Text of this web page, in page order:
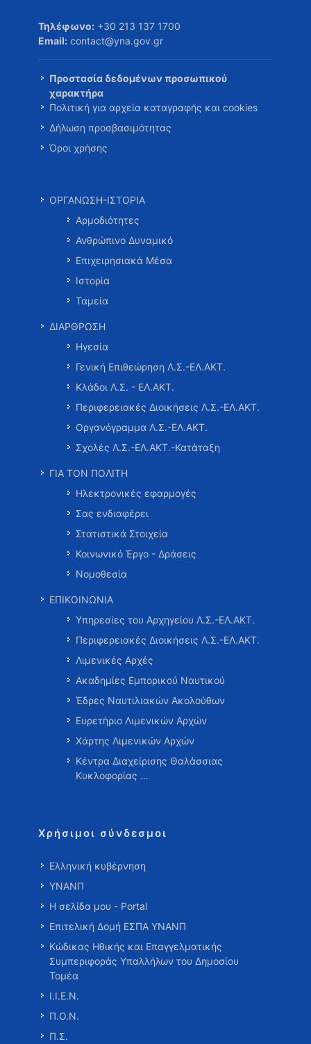
Τηλέφωνο: +30 213 137 1700
Email: contact@yna.gov.gr
Προστασία δεδομένων προσωπικού
χαρακτήρα
Πολιτική για αρχεία καταγραφής και cookies
Δήλωση προσβασιμότητας
Όροι χρήσης
ΟΡΓΑΝΩΣΗ-ΙΣΤΟΡΙΑ
Αρμοδιότητες
Ανθρώπινο Δυναμικό
Επιχειρησιακά Μέσα
Ιστορία
Ταμεία
ΔΙΑΡΘΡΩΣΗ
Ηγεσία
Γενική Επιθεώρηση Λ.Σ.-ΕΛ.ΑΚΤ.
Κλάδοι Λ.Σ. - ΕΛ.ΑΚΤ.
Περιφερειακές Διοικήσεις Λ.Σ.-ΕΛ.ΑΚΤ.
Οργανόγραμμα Λ.Σ.-ΕΛ.ΑΚΤ.
Σχολές Λ.Σ.-ΕΛ.ΑΚΤ.-Κατάταξη
ΓΙΑ ΤΟΝ ΠΟΛΙΤΗ
Ηλεκτρονικές εφαρμογές
Σας ενδιαφέρει
Στατιστικά Στοιχεία
Κοινωνικό Έργο - Δράσεις
Νομοθεσία
ΕΠΙΚΟΙΝΩΝΙΑ
Υπηρεσίες του Αρχηγείου Λ.Σ.-ΕΛ.ΑΚΤ.
Περιφερειακές Διοικήσεις Λ.Σ.-ΕΛ.ΑΚΤ.
Λιμενικές Αρχές
Ακαδημίες Εμπορικού Ναυτικού
Έδρες Ναυτιλιακών Ακολούθων
Ευρετήριο Λιμενικών Αρχών
Χάρτης Λιμενικών Αρχών
Κέντρα Διαχείρισης Θαλάσσιας
Κυκλοφορίας …
Χρήσιμοι σύνδεσμοι
Ελληνική κυβέρνηση
ΥΝΑΝΠ
Η σελίδα μου - Portal
Επιτελική Δομή ΕΣΠΑ ΥΝΑΝΠ
Κώδικας Ηθικής και Επαγγελματικής
Συμπεριφοράς Υπαλλήλων του Δημοσίου
Τομέα
Ι.Ι.Ε.Ν.
Π.Ο.Ν.
Π.Σ.